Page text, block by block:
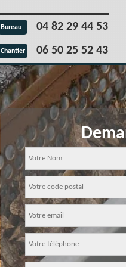
Bureau 04 82 29 44 53
Chantier 06 50 25 52 43